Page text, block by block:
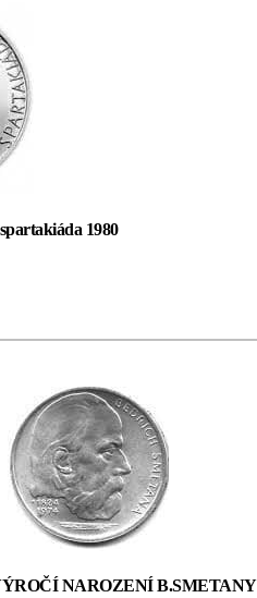
1980
NAROZENÍ B.SMETANY